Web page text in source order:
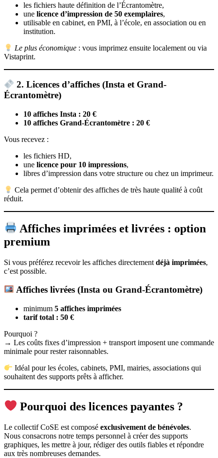
les fichiers haute définition de l’Écrantomètre,
une licence d’impression de 50 exemplaires,
utilisable en cabinet, en PMI, à l’école, en association ou en
institution.
Le plus économique : vous imprimez ensuite localement ou via
Vistaprint.
2. Licences d’affiches (Insta et Grand-
Écrantomètre)
10 affiches Insta : 20 €
10 affiches Grand-Écrantomètre : 20 €
Vous recevez :
les fichiers HD,
une licence pour 10 impressions,
libres d’impression dans votre structure ou chez un imprimeur.
Cela permet d’obtenir des affiches de très haute qualité à coût
réduit.
Affiches imprimées et livrées : option
premium
Si vous préférez recevoir les affiches directement déjà imprimées,
c’est possible.
Affiches livrées (Insta ou Grand-Écrantomètre)
minimum 5 affiches imprimées
tarif total : 50 €
Pourquoi ?
→ Les coûts fixes d’impression + transport imposent une commande
minimale pour rester raisonnables.
Idéal pour les écoles, cabinets, PMI, mairies, associations qui
souhaitent des supports prêts à afficher.
Pourquoi des licences payantes ?
Le collectif CoSE est composé exclusivement de bénévoles.
Nous consacrons notre temps personnel à créer des supports
graphiques, les mettre à jour, rédiger des outils fiables et répondre
aux très nombreuses demandes.